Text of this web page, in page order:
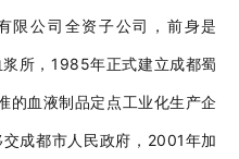
限公司全资子公司，前身是
所，1985年正式建立成都蜀
的血液制品定点工业化生产企
成都市人民政府，2001年加